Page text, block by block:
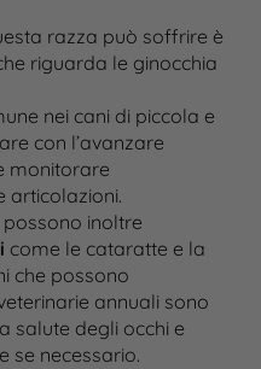
razza può soffrire è
riguarda le ginocchia
nei cani di piccola e
con l’avanzare
monitorare
articolazioni.
possono inoltre
come le cataratte e la
che possono
annuali sono
salute degli occhi e
se necessario.